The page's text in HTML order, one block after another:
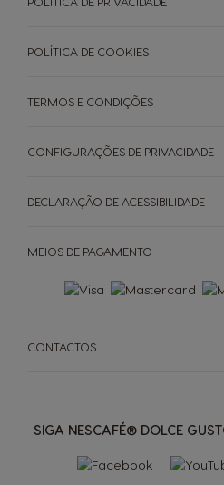
BebidasORIGINAIS
ORIGINAIS
SUSTENTABILIDADE
SIGA NESCAFÉ® DOLCE
MEIOS DE PAGAMENTO
CONTACTOS
POLÍTICA DE COOKIES
TERMOS E CONDIÇÕES
CONFIGURAÇÕES DE PRIVACIDADE
DECLARAÇÃO DE ACESSIBILIDADE